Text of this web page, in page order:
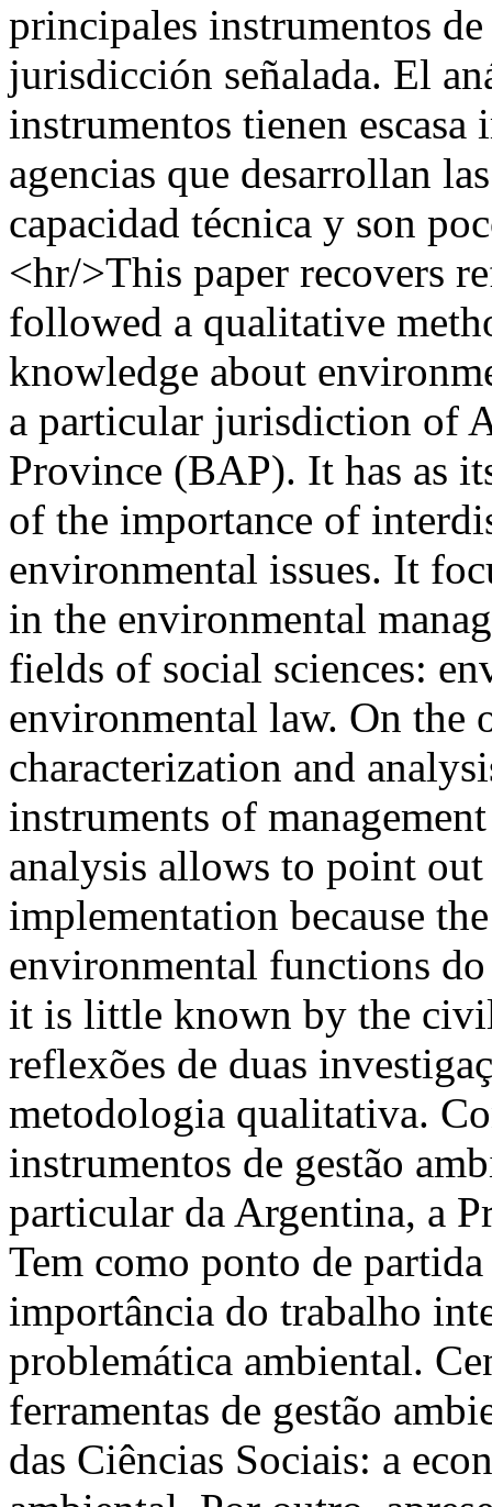
principales instrumentos
jurisdicción señalada. El
instrumentos tienen
agencias que desarrollan
capacidad técnica y son
<hr/>This paper recovers
followed a qualitative
knowledge about
a particular jurisdiction of
Province (BAP). It has as
of the importance of
environmental issues. It
in the environmental
fields of social sciences:
environmental law. On the
characterization and
instruments of
analysis allows to point
implementation because
environmental functions
it is little known by the
reflexões de duas
metodologia qualitativa.
instrumentos de gestão
particular da Argentina, a
Tem como ponto de
importância do trabalho
problemática ambiental.
ferramentas de gestão
das Ciências Sociais: a